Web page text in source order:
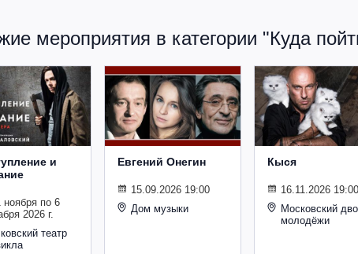
мероприятия в категории "Куда
и
ноября по 6
2026 г.
театр
Евгений Онегин
15.09.2026 19:00
Дом музыки
Кыся
16.11.2026 19:00
Московский
молодёжи